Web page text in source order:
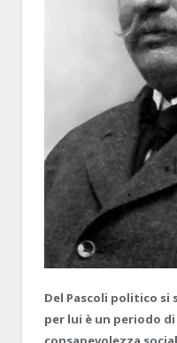
Del Pascoli politico si
per lui è un periodo